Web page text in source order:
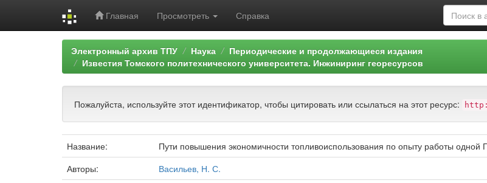
Главная Просмотреть Справка
Электронный архив ТПУ Наука
Периодические и продолжающиеся издания
Известия Томского политехнического университета. Инжиниринг георесурсов
Пожалуйста, используйте этот идентификатор, чтобы цитировать или ссылаться на этот ресурс:
Название:
Пути повышения экономичности топливоиспользования по опыту работы одной
Авторы:
Васильев, Н. С.